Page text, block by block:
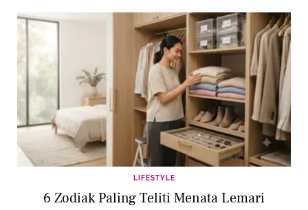
LIFESTYLE
6 Zodiak Paling Teliti Menata Lemari